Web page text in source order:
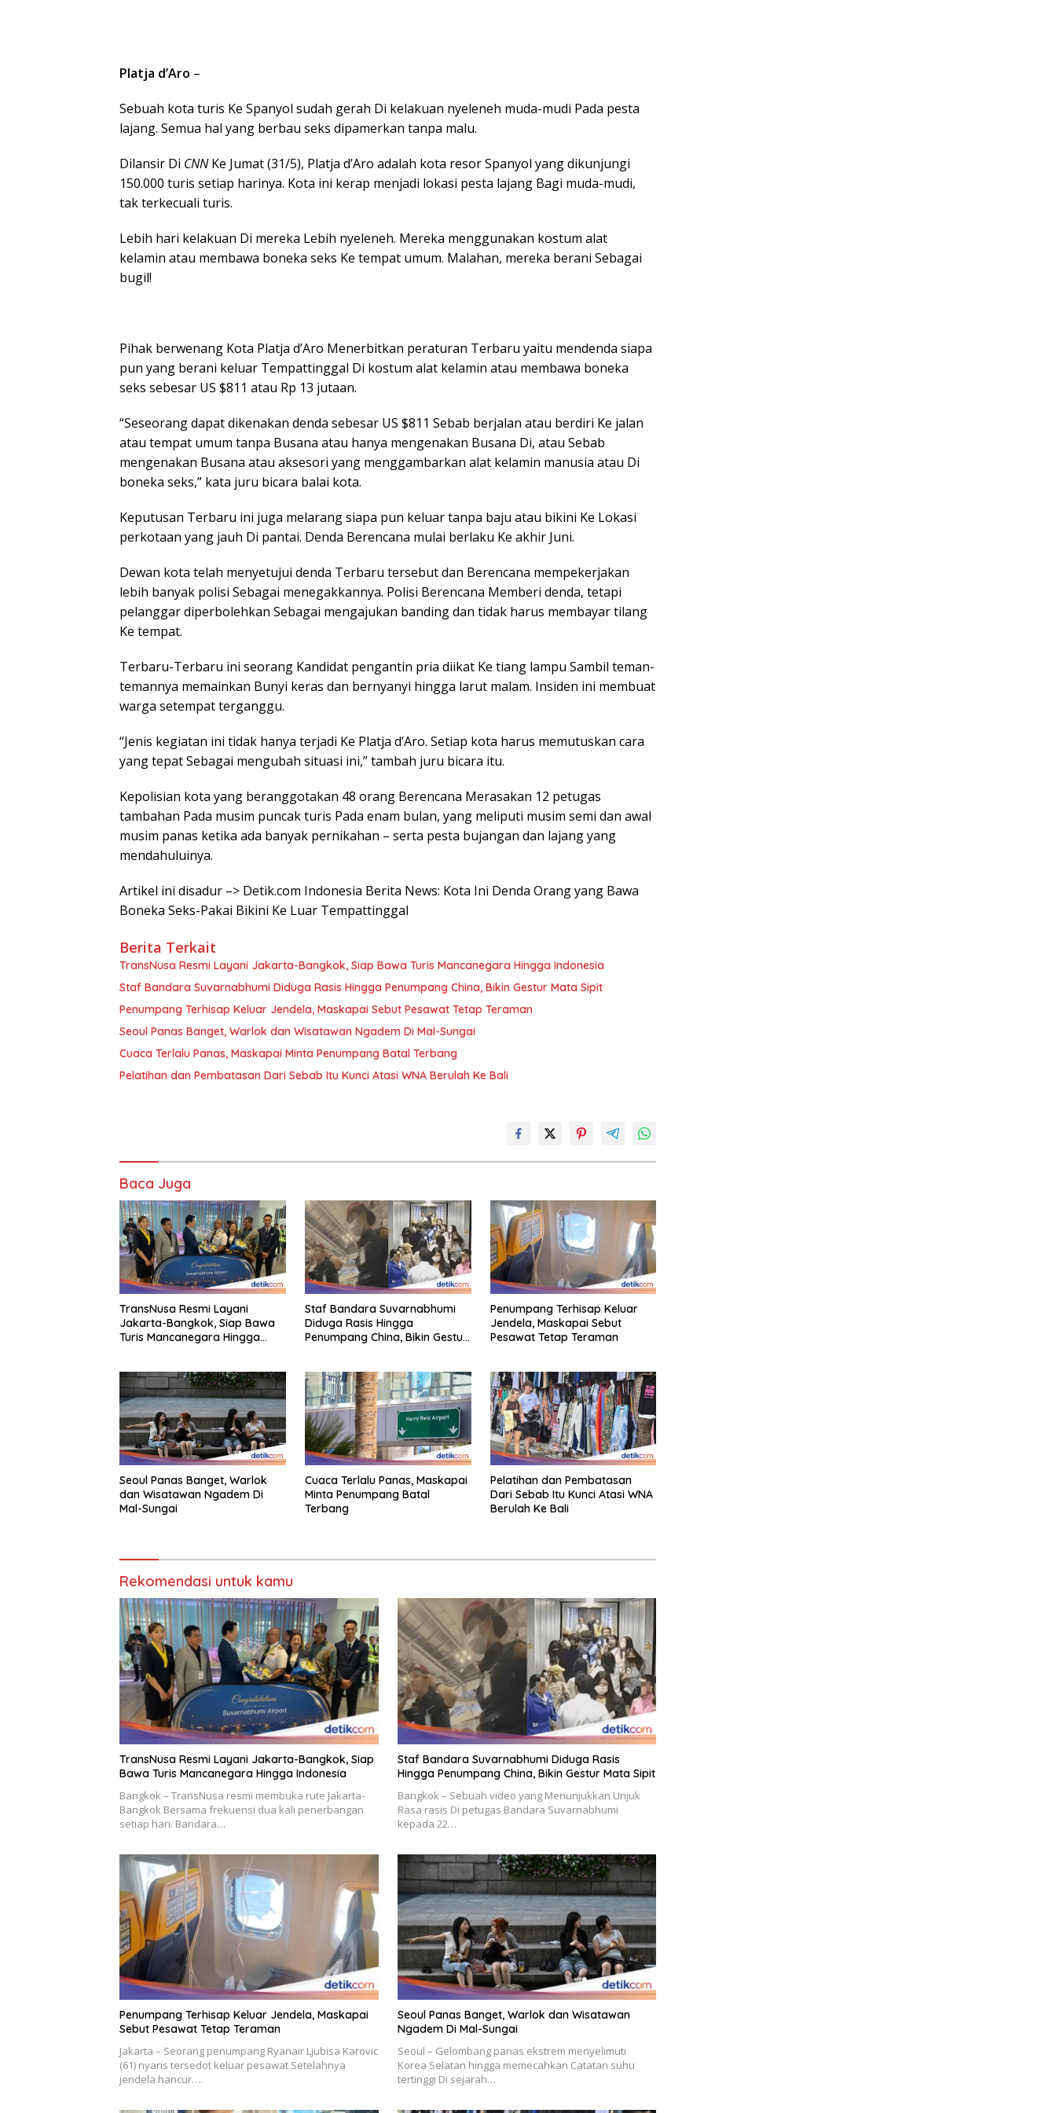
Platja d’Aro –
Sebuah kota turis Ke Spanyol sudah gerah Di kelakuan nyeleneh muda-mudi Pada pesta
lajang. Semua hal yang berbau seks dipamerkan tanpa malu.
Dilansir Di CNNKe Jumat (31/5), Platja d’Aro adalah kota resor Spanyol yang dikunjungi
150.000 turis setiap harinya. Kota ini kerap menjadi lokasi pesta lajang Bagi muda-mudi,
tak terkecuali turis.
Lebih hari kelakuan Di mereka Lebih nyeleneh. Mereka menggunakan kostum alat
kelamin atau membawa boneka seks Ke tempat umum. Malahan, mereka berani Sebagai
bugil!
Pihak berwenang Kota Platja d’Aro Menerbitkan peraturan Terbaru yaitu mendenda siapa
pun yang berani keluar Tempattinggal Di kostum alat kelamin atau membawa boneka
seks sebesar US $811 atau Rp 13 jutaan.
“Seseorang dapat dikenakan denda sebesar US $811 Sebab berjalan atau berdiri Ke jalan
atau tempat umum tanpa Busana atau hanya mengenakan Busana Di, atau Sebab
mengenakan Busana atau aksesori yang menggambarkan alat kelamin manusia atau Di
boneka seks,” kata juru bicara balai kota.
Keputusan Terbaru ini juga melarang siapa pun keluar tanpa baju atau bikini Ke Lokasi
perkotaan yang jauh Di pantai. Denda Berencana mulai berlaku Ke akhir Juni.
Dewan kota telah menyetujui denda Terbaru tersebut dan Berencana mempekerjakan
lebih banyak polisi Sebagai menegakkannya. Polisi Berencana Memberi denda, tetapi
pelanggar diperbolehkan Sebagai mengajukan banding dan tidak harus membayar tilang
Ke tempat.
Terbaru-Terbaru ini seorang Kandidat pengantin pria diikat Ke tiang lampu Sambil teman-
temannya memainkan Bunyi keras dan bernyanyi hingga larut malam. Insiden ini membuat
warga setempat terganggu.
“Jenis kegiatan ini tidak hanya terjadi Ke Platja d’Aro. Setiap kota harus memutuskan cara
yang tepat Sebagai mengubah situasi ini,” tambah juru bicara itu.
Kepolisian kota yang beranggotakan 48 orang Berencana Merasakan 12 petugas
tambahan Pada musim puncak turis Pada enam bulan, yang meliputi musim semi dan awal
musim panas ketika ada banyak pernikahan – serta pesta bujangan dan lajang yang
mendahuluinya.
Artikel ini disadur –> Detik.com Indonesia Berita News: Kota Ini Denda Orang yang Bawa
Boneka Seks-Pakai Bikini Ke Luar Tempattinggal
Berita Terkait
TransNusa Resmi Layani Jakarta-Bangkok, Siap Bawa Turis Mancanegara Hingga Indonesia
Staf Bandara Suvarnabhumi Diduga Rasis Hingga Penumpang China, Bikin Gestur Mata Sipit
Penumpang Terhisap Keluar Jendela, Maskapai Sebut Pesawat Tetap Teraman
Seoul Panas Banget, Warlok dan Wisatawan Ngadem Di Mal-Sungai
Cuaca Terlalu Panas, Maskapai Minta Penumpang Batal Terbang
Pelatihan dan Pembatasan Dari Sebab Itu Kunci Atasi WNA Berulah Ke Bali
Baca Juga
TransNusa Resmi Layani
Jakarta-Bangkok, Siap Bawa
Turis Mancanegara Hingga
Staf Bandara Suvarnabhumi
Diduga Rasis Hingga
Penumpang China, Bikin Gestur
Penumpang Terhisap Keluar
Jendela, Maskapai Sebut
Pesawat Tetap Teraman
Seoul Panas Banget, Warlok
dan Wisatawan Ngadem Di
Mal-Sungai
Cuaca Terlalu Panas, Maskapai
Minta Penumpang Batal
Terbang
Pelatihan dan Pembatasan
Dari Sebab Itu Kunci Atasi WNA
Berulah Ke Bali
Rekomendasi untuk kamu
TransNusa Resmi Layani Jakarta-Bangkok, Siap
Bawa Turis Mancanegara Hingga Indonesia
Bangkok – TransNusa resmi membuka rute Jakarta-
Bangkok Bersama frekuensi dua kali penerbangan
setiap hari. Bandara…
Staf Bandara Suvarnabhumi Diduga Rasis
Hingga Penumpang China, Bikin Gestur Mata Sipit
Bangkok – Sebuah video yang Menunjukkan Unjuk
Rasa rasis Di petugas Bandara Suvarnabhumi
kepada 22…
Penumpang Terhisap Keluar Jendela, Maskapai
Sebut Pesawat Tetap Teraman
Jakarta – Seorang penumpang Ryanair Ljubisa Karovic
(61) nyaris tersedot keluar pesawat Setelahnya
jendela hancur….
Seoul Panas Banget, Warlok dan Wisatawan
Ngadem Di Mal-Sungai
Seoul – Gelombang panas ekstrem menyelimuti
Korea Selatan hingga memecahkan Catatan suhu
tertinggi Di sejarah…